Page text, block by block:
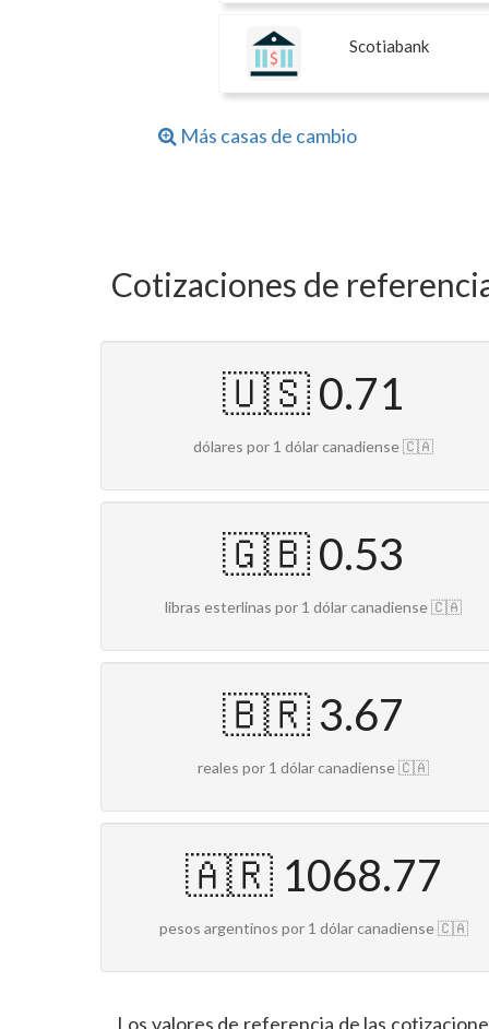
Scotiabank
Más casas de cambio
Cotizaciones de
🇺🇸 0.71
dólares por 1 dólar canadiense 🇨🇦
🇬🇧 0.53
libras esterlinas por 1 dólar canadiense 🇨🇦
🇧🇷 3.67
reales por 1 dólar canadiense 🇨🇦
🇦🇷 1068.77
pesos argentinos por 1 dólar canadiense 🇨🇦
Los valores de referencia de las